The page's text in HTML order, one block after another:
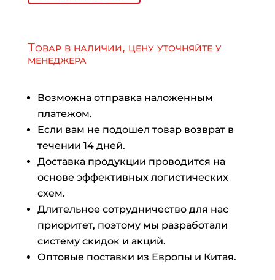
Товар в наличии, цену уточняйте у
менеджера
Возможна отправка наложенным
платежом.
Если вам не подошел товар возврат в
течении 14 дней.
Доставка продукции проводится на
основе эффективных логистических
схем.
Длительное сотрудничество для нас
приоритет, поэтому мы разработали
систему скидок и акций.
Оптовые поставки из Европы и Китая.